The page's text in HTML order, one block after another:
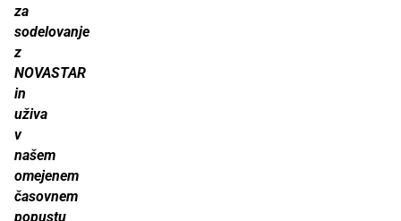
za
sodelovanje
z
NOVASTAR
in
uživa
v
našem
omejenem
časovnem
popustu